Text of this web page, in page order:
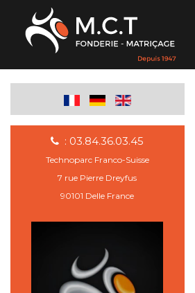
: 03.84.36.03.45
Technoparc Franco-Suisse
7 rue Pierre Dreyfus
90101 Delle France